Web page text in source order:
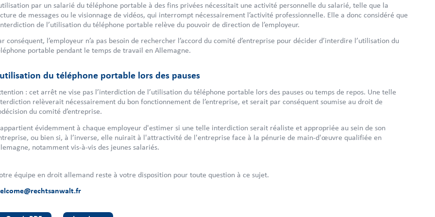
par un salarié du téléphone portable à des fins privées nécessitait une activité personnelle du salarié, telle que la
de messages ou le visionnage de vidéos, qui interrompt nécessairement l’activité professionnelle. Elle a donc considéré que
de l’utilisation du téléphone portable relève du pouvoir de direction de l’employeur.
conséquent, l’employeur n’a pas besoin de rechercher l’accord du comité d’entreprise pour décider d’interdire l’utilisation du
portable pendant le temps de travail en Allemagne.
du téléphone portable lors des pauses
: cet arrêt ne vise pas l’interdiction de l’utilisation du téléphone portable lors des pauses ou temps de repos. Une telle
relèverait nécessairement du bon fonctionnement de l’entreprise, et serait par conséquent soumise au droit de
du comité d’entreprise.
évidemment à chaque employeur d'estimer si une telle interdiction serait réaliste et appropriée au sein de son
ou bien si, à l’inverse, elle nuirait à l'attractivité de l'entreprise face à la pénurie de main-d'œuvre qualifiée en
notamment vis-à-vis des jeunes salariés.
équipe en droit allemand reste à votre disposition pour toute question à ce sujet.